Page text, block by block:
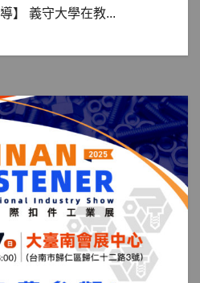
】 義守大學在教...